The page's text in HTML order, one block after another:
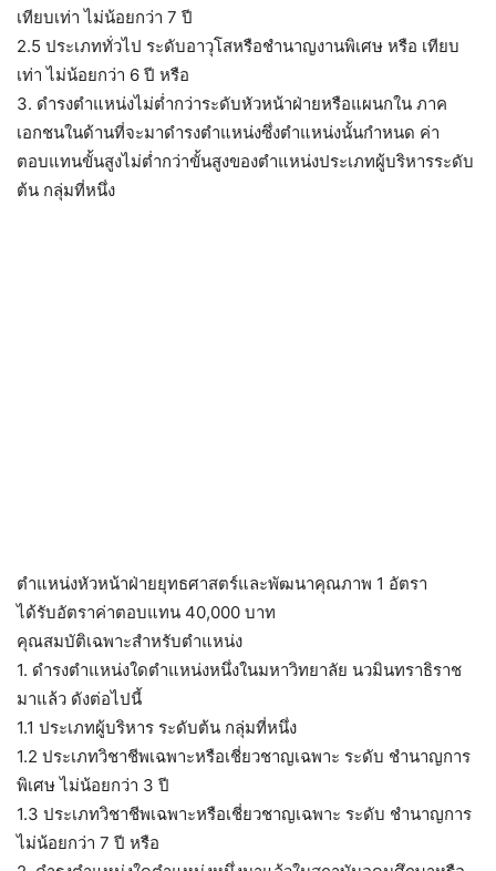
เทียบเท่า ไม่น้อยกว่า 7 ปี
2.5 ประเภททั่วไป ระดับอาวุโสหรือชำนาญงานพิเศษ หรือ เทียบ
เท่า ไม่น้อยกว่า 6 ปี หรือ
3. ดำรงตำแหน่งไม่ต่ำกว่าระดับหัวหน้าฝ่ายหรือแผนกใน ภาค
เอกชนในด้านที่จะมาดำรงตำแหน่งซึ่งตำแหน่งนั้นกำหนด ค่า
ตอบแทนขั้นสูงไม่ต่ำกว่าขั้นสูงของตำแหน่งประเภทผู้บริหารระดับ
ต้น กลุ่มที่หนึ่ง
ตำแหน่งหัวหน้าฝ่ายยุทธศาสตร์และพัฒนาคุณภาพ 1 อัตรา
ได้รับอัตราค่าตอบแทน 40,000 บาท
คุณสมบัติเฉพาะสำหรับตำแหน่ง
1. ดำรงตำแหน่งใดตำแหน่งหนึ่งในมหาวิทยาลัย นวมินทราธิราช
มาแล้ว ดังต่อไปนี้
1.1 ประเภทผู้บริหาร ระดับต้น กลุ่มที่หนึ่ง
1.2 ประเภทวิชาชีพเฉพาะหรือเชี่ยวชาญเฉพาะ ระดับ ชำนาญการ
พิเศษ ไม่น้อยกว่า 3 ปี
1.3 ประเภทวิชาชีพเฉพาะหรือเชี่ยวชาญเฉพาะ ระดับ ชำนาญการ
ไม่น้อยกว่า 7 ปี หรือ